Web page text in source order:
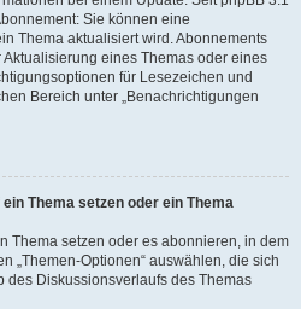
Sie können eine
Thema aktualisiert wird. Abonnements
eines Themas oder eines
für Lesezeichen und
Bereich unter „Benachrichtigungen
Thema setzen oder ein Thema
Thema setzen oder es abonnieren, in dem
„Themen-Optionen“ auswählen, die sich
Diskussionsverlaufs des Themas